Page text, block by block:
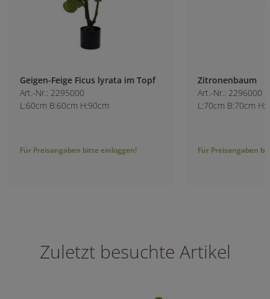
Geigen-Feige Ficus lyrata im Topf
Art.-Nr.: 2295000
L:60cm B:60cm H:90cm
Für Preisangaben bitte einloggen!
Zitronenbaum
Art.-Nr.: 2296000
L:70cm B:70cm
Für Preisangaben
Zuletzt besuchte Artikel